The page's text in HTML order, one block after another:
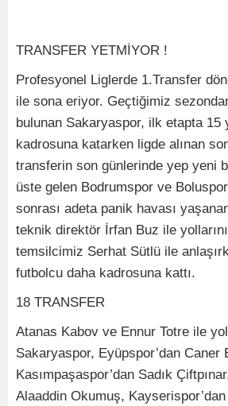
TRANSFER YETMİYOR !
Profesyonel Liglerde 1.Transfer
ile sona eriyor. Geçtiğimiz
bulunan Sakaryaspor, ilk etapta 15
kadrosuna katarken ligde alınan
transferin son günlerinde yep yeni
üste gelen Bodrumspor ve
sonrası adeta panik havası
teknik direktör İrfan Buz ile
temsilcimiz Serhat Sütlü ile
futbolcu daha kadrosuna kattı.
18 TRANSFER
Atanas Kabov ve Ennur Totre ile
Sakaryaspor, Eyüpspor’dan Caner
Kasımpaşaspor’dan Sadık
Alaaddin Okumuş,